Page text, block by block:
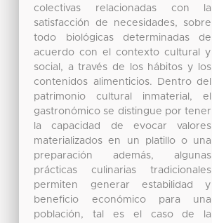
colectivas relacionadas con la
satisfacción de necesidades, sobre
todo biológicas determinadas de
acuerdo con el contexto cultural y
social, a través de los hábitos y los
contenidos alimenticios. Dentro del
patrimonio cultural inmaterial, el
gastronómico se distingue por tener
la capacidad de evocar valores
materializados en un platillo o una
preparación además, algunas
prácticas culinarias tradicionales
permiten generar estabilidad y
beneficio económico para una
población, tal es el caso de la